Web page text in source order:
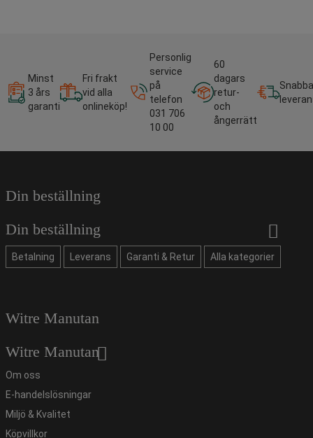
Minst
3 års
garanti
Fri frakt
vid alla
onlineköp!
Personlig
service
på
telefon
031 706
10 00
60
dagars
retur-
och
ångerrätt
Snabba
Din beställning
Din beställning
Betalning Leverans Garanti & Retur Alla kategorier
Witre Manutan
Witre Manutan
Om oss
E-handelslösningar
Miljö & Kvalitet
Köpvillkor